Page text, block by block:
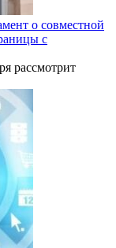
о совместной
с
рассмотрит